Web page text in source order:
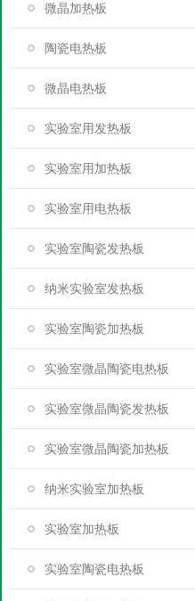
微晶加热板
陶瓷电热板
微晶电热板
实验室用发热板
实验室用加热板
实验室用电热板
实验室陶瓷发热板
纳米实验室发热板
实验室陶瓷加热板
实验室微晶陶瓷电热板
实验室微晶陶瓷发热板
实验室微晶陶瓷加热板
纳米实验室加热板
实验室加热板
实验室陶瓷电热板